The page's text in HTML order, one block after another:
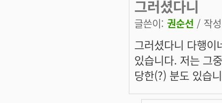
그러셨다니
글쓴이: 권순선 / 작
그러셨다니 다행
있습니다. 저는 그
당한(?) 분도 있습